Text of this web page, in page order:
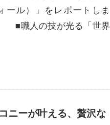
ール）」をレポートしま
■職人の技が光る「世界
ニーが叶える、贅沢な